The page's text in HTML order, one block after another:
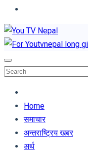
Home
समाचार
अन्तराष्ट्रिय खबर
अर्थ